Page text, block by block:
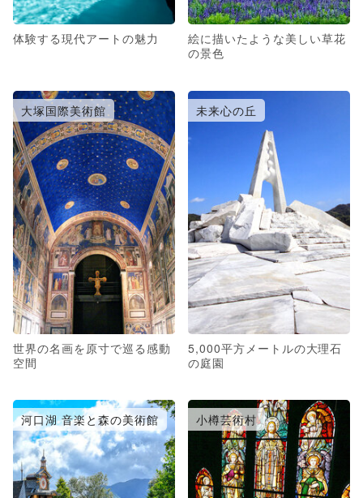
体験する現代アートの魅力
絵に描いたような美しい草花
の景色
大塚国際美術館
世界の名画を原寸で巡る感動
空間
未来心の丘
5,000平方メートルの大理石
の庭園
河口湖 音楽と森の美術館 小樽芸術村